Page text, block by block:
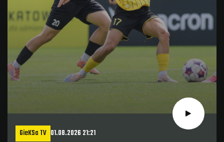
GieKSa TV 01.08.2026 21:21